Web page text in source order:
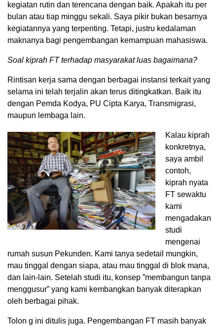
kegiatan rutin dan terencana dengan baik. Apakah itu per
bulan atau tiap minggu sekali. Saya pikir bukan besarnya
kegiatannya yang terpenting. Tetapi, justru kedalaman
maknanya bagi pengembangan kemampuan mahasiswa.
Soal kiprah FT terhadap masyarakat luas bagaimana?
Rintisan kerja sama dengan berbagai instansi terkait yang
selama ini telah terjalin akan terus ditingkatkan. Baik itu
dengan Pemda Kodya, PU Cipta Karya, Transmigrasi,
maupun lembaga lain.
Kalau kiprah
konkretnya,
saya ambil
contoh,
kiprah nyata
FT sewaktu
kami
mengadakan
studi
mengenai
rumah susun Pekunden. Kami tanya sedetail mungkin,
mau tinggal dengan siapa, atau mau tinggal di blok mana,
dan lain-lain. Setelah studi itu, konsep ”membangun tanpa
menggusur” yang kami kembangkan banyak diterapkan
oleh berbagai pihak.
Tolon g ini ditulis juga. Pengembangan FT masih banyak